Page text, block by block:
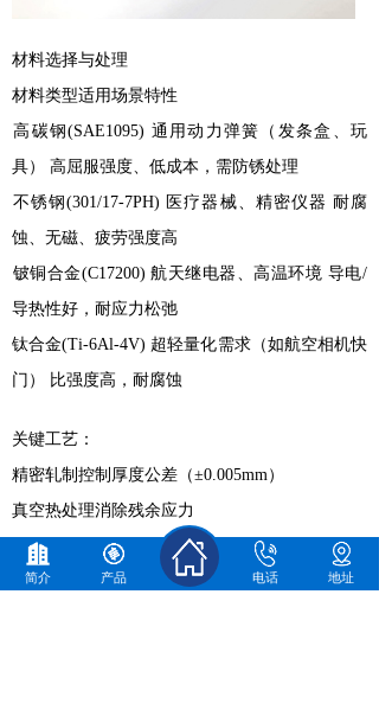
‌材料选择与处理‌
‌材料类型‌‌适用场景‌‌特性‌
‌高碳钢(SAE1095)‌ 通用动力弹簧（发条盒、玩
具） 高屈服强度、低成本，需防锈处理
‌不锈钢(301/17-7PH)‌ 医疗器械、精密仪器 耐腐
蚀、无磁、疲劳强度高
‌铍铜合金(C17200)‌ 航天继电器、高温环境 导电/
导热性好，耐应力松弛
‌钛合金(Ti-6Al-4V)‌ 超轻量化需求（如航空相机快
门） 比强度高，耐腐蚀
‌关键工艺‌：
精密轧制控制厚度公差（±0.005mm）
真空热处理消除残余应力
表面喷丸强化提升疲劳寿命
简介 产品 电话 地址